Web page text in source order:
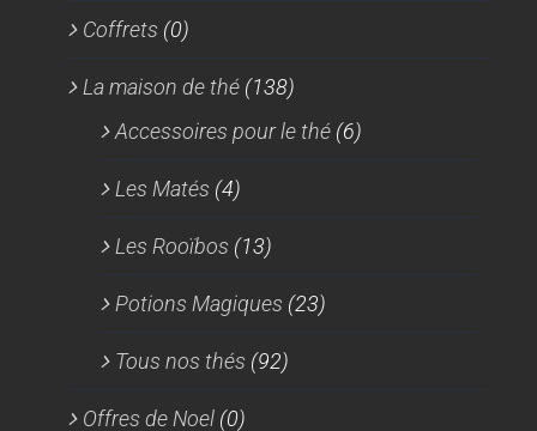
Coffrets (0)
La maison de thé (138)
Accessoires pour le thé (6)
Les Matés (4)
Les Rooïbos (13)
Potions Magiques (23)
Tous nos thés (92)
Offres de Noel (0)